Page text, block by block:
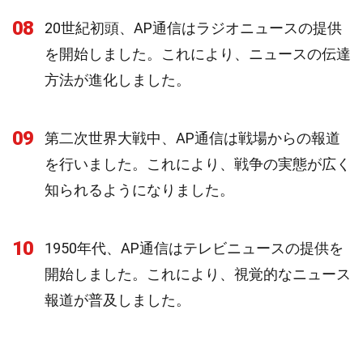
08
20世紀初頭、AP通信はラジオニュースの提供
を開始しました。これにより、ニュースの伝達
方法が進化しました。
09
第二次世界大戦中、AP通信は戦場からの報道
を行いました。これにより、戦争の実態が広く
知られるようになりました。
10
1950年代、AP通信はテレビニュースの提供を
開始しました。これにより、視覚的なニュース
報道が普及しました。